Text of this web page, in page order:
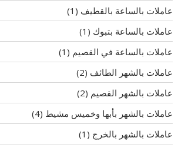
عاملات بالساعة بالقطيف (1)
عاملات بالساعة بتبوك (1)
عاملات بالساعة في القصيم (1)
عاملات بالشهر الطائف (2)
عاملات بالشهر القصيم (2)
عاملات بالشهر بأبها وخميس مشيط (4)
عاملات بالشهر بالخرج (1)